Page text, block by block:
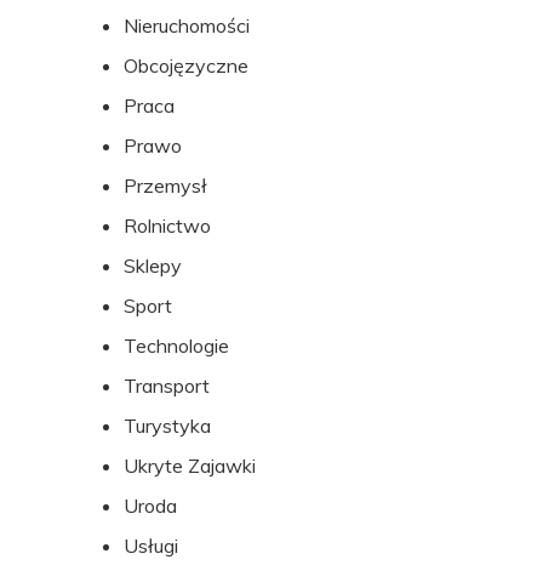
Nieruchomości
Obcojęzyczne
Praca
Prawo
Przemysł
Rolnictwo
Sklepy
Sport
Technologie
Transport
Turystyka
Ukryte Zajawki
Uroda
Usługi